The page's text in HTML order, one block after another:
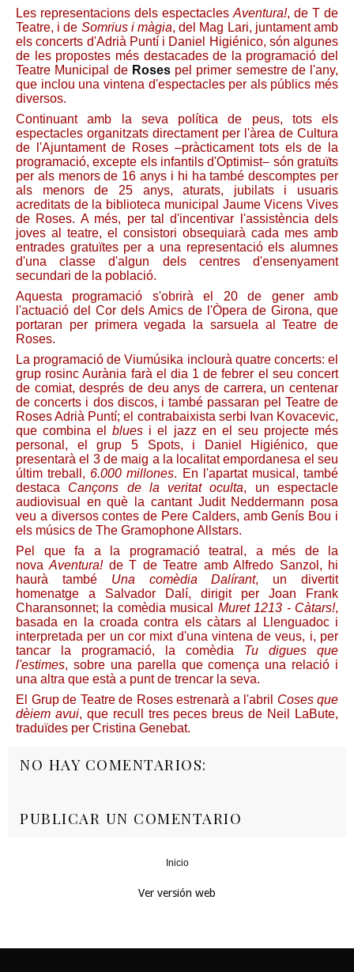
Les representacions dels espectacles Aventura!, de T de
Teatre, i de Somrius i màgia, del Mag Lari, juntament amb
els concerts d'Adrià Puntí i Daniel Higiénico, són algunes
de les propostes més destacades de la programació del
Teatre Municipal de Rosespel primer semestre de l'any,
que inclou una vintena d'espectacles per als públics més
diversos.
Continuant amb la seva política de peus, tots els
espectacles organitzats directament per l'àrea de Cultura
de l'Ajuntament de Roses –pràcticament tots els de la
programació, excepte els infantils d'Optimist– són gratuïts
per als menors de 16 anys i hi ha també descomptes per
als menors de 25 anys, aturats, jubilats i usuaris
acreditats de la biblioteca municipal Jaume Vicens Vives
de Roses. A més, per tal d'incentivar l'assistència dels
joves al teatre, el consistori obsequiarà cada mes amb
entrades gratuïtes per a una representació els alumnes
d'una classe d'algun dels centres d'ensenyament
secundari de la població.
Aquesta programació s'obrirà el 20 de gener amb
l'actuació del Cor dels Amics de l'Òpera de Girona, que
portaran per primera vegada la sarsuela al Teatre de
Roses.
La programació de Viumúsika inclourà quatre concerts: el
grup rosinc Aurània farà el dia 1 de febrer el seu concert
de comiat, després de deu anys de carrera, un centenar
de concerts i dos discos, i també passaran pel Teatre de
Roses Adrià Puntí; el contrabaixista serbi Ivan Kovacevic,
que combina elblues i el jazz en el seu projecte més
personal, el grup 5 Spots, i Daniel Higiénico, que
presentarà el 3 de maig a la localitat empordanesa el seu
últim treball, 6.000 millones. En l'apartat musical, també
destaca Cançons de la veritat oculta, un espectacle
audiovisual en què la cantant Judit Neddermann posa
veu a diversos contes de Pere Calders, amb Genís Bou i
els músics de The Gramophone Allstars.
Pel que fa a la programació teatral, a més de la
novaAventura!de T de Teatre amb Alfredo Sanzol, hi
haurà també Una comèdia Dalírant, un divertit
homenatge a Salvador Dalí, dirigit per Joan Frank
Charansonnet; la comèdia musical Muret 1213 - Càtars!,
basada en la croada contra els càtars al Llenguadoc i
interpretada per un cor mixt d'una vintena de veus, i, per
tancar la programació, la comèdia Tu digues que
l'estimes, sobre una parella que comença una relació i
una altra que està a punt de trencar la seva.
El Grup de Teatre de Roses estrenarà a l'abril Coses que
dèiem avui, que recull tres peces breus de Neil LaBute,
traduïdes per Cristina Genebat.
NO HAY COMENTARIOS:
PUBLICAR UN COMENTARIO
Inicio
Ver versión web